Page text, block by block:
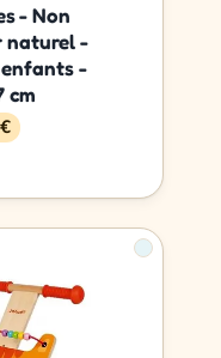
- Non
naturel -
-
cm